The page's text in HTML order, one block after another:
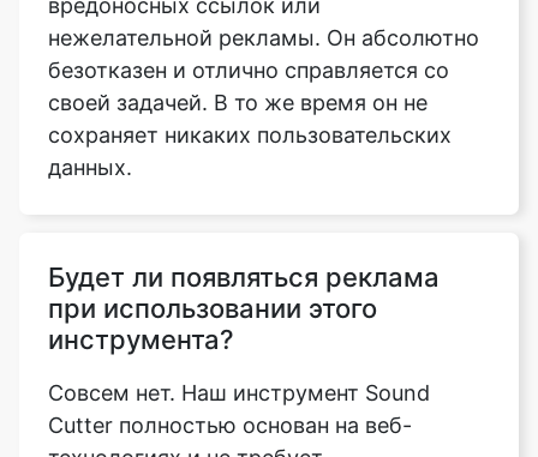
сохраняет никаких пользовательских
данных.
Будет ли появляться реклама
Совсем нет. Наш инструмент Sound
Cutter полностью основан на веб-
технологиях и не требует
дополнительной регистрации или
регистрации. Таким образом, если вы
воспользуетесь этим инструментом,